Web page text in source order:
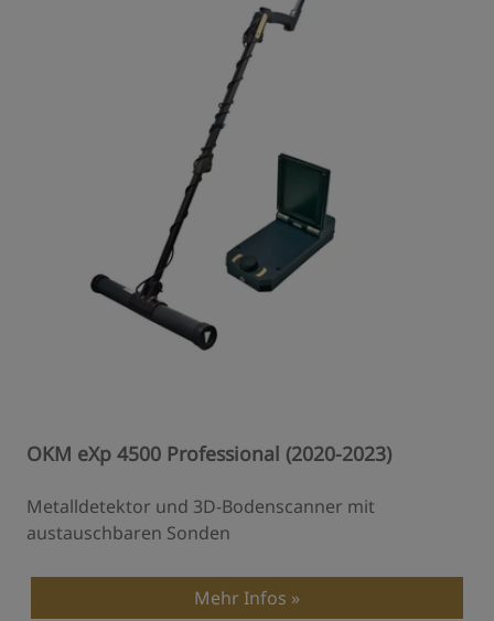
OKM eXp 4500 Professional (2020-2023)
Metalldetektor und 3D-Bodenscanner mit
austauschbaren Sonden
Mehr Infos